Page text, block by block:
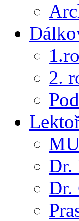
2.
Dr.
Dr.